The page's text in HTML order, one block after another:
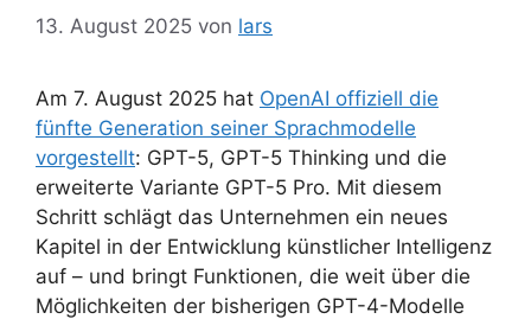
13. August 2025 von lars
Am 7. August 2025 hat OpenAI offiziell die
fünfte Generation seiner Sprachmodelle
vorgestellt: GPT-5, GPT-5 Thinking und die
erweiterte Variante GPT-5 Pro. Mit diesem
Schritt schlägt das Unternehmen ein neues
Kapitel in der Entwicklung künstlicher Intelligenz
auf – und bringt Funktionen, die weit über die
Möglichkeiten der bisherigen GPT-4-Modelle